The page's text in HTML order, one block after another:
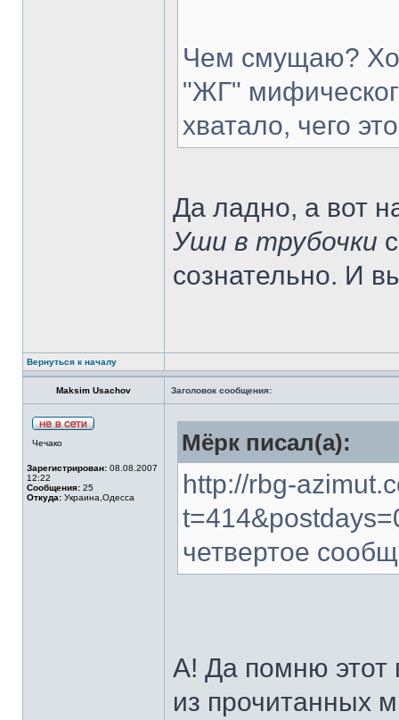
Чем смущаю?
"ЖГ"
хватало, чего
Да ладно, а вот
Уши в трубочки
сознательно. И
Вернуться к началу
Maksim Usachov Заголовок сообщения:
Чечако
Зарегистрирован: 08.08.2007
12:22
Сообщения: 25
Откуда: Украина,Одесса
Мёрк писал(а):
http://rbg-
четвертое
А! Да помню этот
из прочитанных